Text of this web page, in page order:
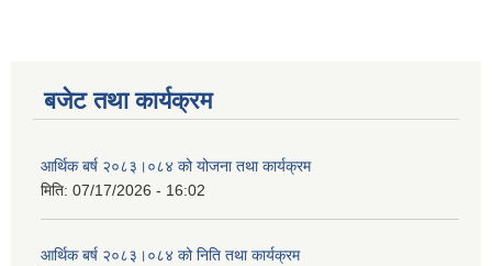
बजेट तथा कार्यक्रम
आर्थिक बर्ष २०८३।०८४ को योजना तथा कार्यक्रम
मिति: 07/17/2026 - 16:02
आर्थिक बर्ष २०८३।०८४ को निति तथा कार्यक्रम